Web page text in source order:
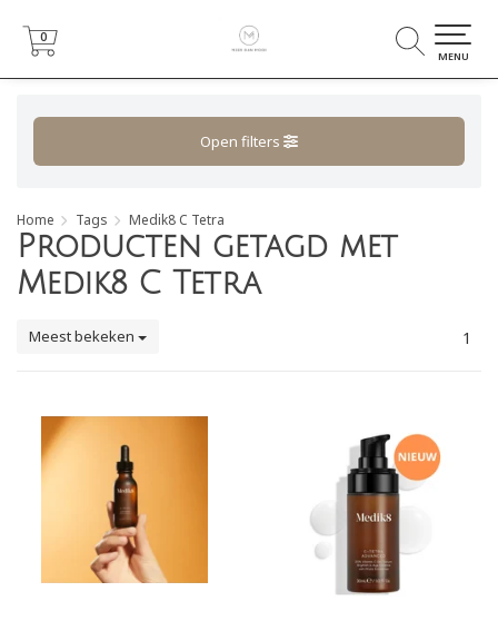
0
0
MENU
Open filters
Home Tags Medik8 C Tetra
Producten getagd met
Medik8 C Tetra
Meest bekeken 1